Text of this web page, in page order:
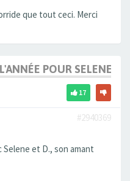
que tout ceci. Merci
POUR SELENE
17
#2940369
et D., son amant